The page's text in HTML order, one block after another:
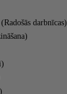
darbnīcas)